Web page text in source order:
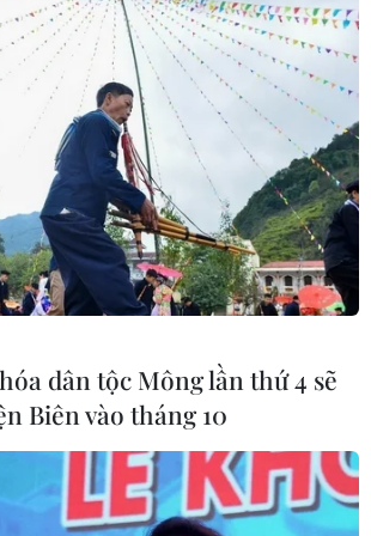
đường Nguyễn Tuân
vực phía Tây Nam
khắc phục sự cố
thủng lốp trên
băn khoăn khả
2 siêu dự án giao
dân tộc Mông lần thứ 4 sẽ
Biên vào tháng 10